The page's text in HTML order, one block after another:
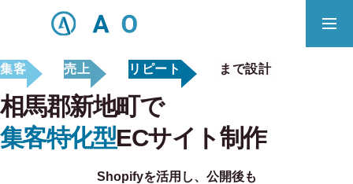
事業内容 無料相談
ECサイト制作対応エリア
集客 売上 リピート まで設計
相馬郡新地町で
集客特化型ECサイト制作
Shopifyを活用し、 公開後も